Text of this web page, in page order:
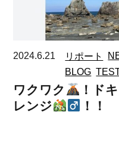
2024.6.21 リポート
BLOG
ワクワク ！ド
レンジ
！！